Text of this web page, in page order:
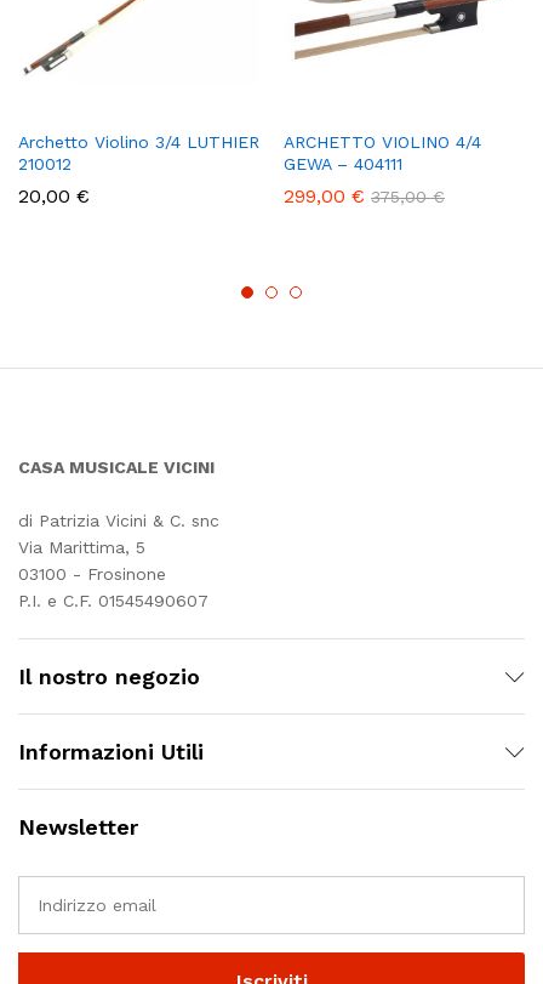
Archetto Violino 3/4 LUTHIER
210012
20,00 €
ARCHETTO VIOLINO 4/4
GEWA – 404111
299,00 € 375,00€
CASA MUSICALE VICINI
di Patrizia Vicini & C. snc
Via Marittima, 5
03100 - Frosinone
P.I. e C.F. 01545490607
Il nostro negozio
Informazioni Utili
Newsletter